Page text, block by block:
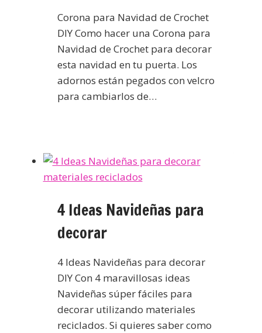
Corona para Navidad de Crochet
DIY Como hacer una Corona para
Navidad de Crochet para decorar
esta navidad en tu puerta. Los
adornos están pegados con velcro
para cambiarlos de…
4 Ideas Navideñas para
decorar
4 Ideas Navideñas para decorar
DIY Con 4 maravillosas ideas
Navideñas súper fáciles para
decorar utilizando materiales
reciclados. Si quieres saber como